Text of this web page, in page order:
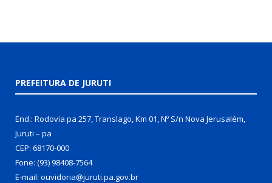
PREFEITURA DE JURUTI
End.: Rodovia pa 257, Translago, Km 01, Nº S/n Nova Jerusalém,
Juruti – pa
CEP: 68170-000
Fone: (93) 98408-7564
E-mail: ouvidoria@juruti.pa.gov.br